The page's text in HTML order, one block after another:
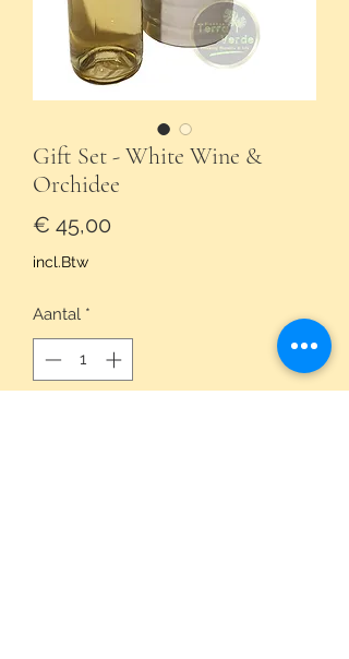
Gift Set - White Wine &
Orchidee
€ 45,00
incl.Btw
Aantal *